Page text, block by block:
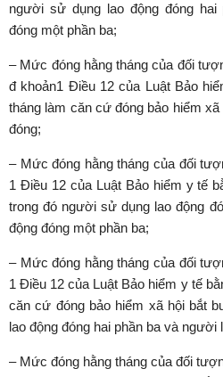
người sử dụng lao động đóng
đóng một phần ba;
– Mức đóng hằng tháng của đối
đ khoản1 Điều 12 của Luật Bảo
tháng làm căn cứ đóng bảo hiểm
đóng;
– Mức đóng hằng tháng của đối
1 Điều 12 của Luật Bảo hiểm y tế
trong đó người sử dụng lao động
động đóng một phần ba;
– Mức đóng hằng tháng của đối
1 Điều 12 của Luật Bảo hiểm y tế
căn cứ đóng bảo hiểm xã hội bắt
lao động đóng hai phần ba và người
– Mức đóng hằng tháng của đối